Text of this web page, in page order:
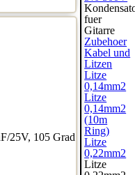
25V, 105 Grad
fuer
Gitarre
Zubehoer
Kabel und
Litzen
Litze
0,14mm2
Litze
0,14mm2
(10m
Ring)
Litze
0,22mm2
Litze